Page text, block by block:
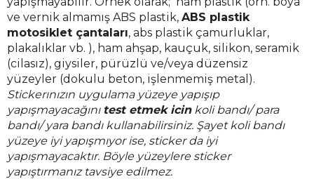
ve vernik almamış ABS plastik, ABS plastik
motosiklet çantaları, abs plastik çamurluklar,
plakalıklar vb. ), ham ahşap, kauçuk, silikon, seramik
(cilasız), giysiler, pürüzlü ve/veya düzensiz
yüzeyler (dokulu beton, işlenmemiş metal).
Stickerınızın uygulama yüzeye yapışıp
yapışmayacağını test etmek icinkoli bandı/ para
bandı/ yara bandı kullanabilirsiniz. Şayet koli bandı
yüzeye iyi yapışmıyor ise, sticker da iyi
yapışmayacaktır. Böyle yüzeylere sticker
yapıştırmanız tavsiye edilmez.